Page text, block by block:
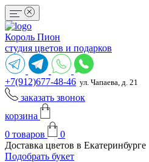
Король Пион
студия цветов и подарков
+7(912)677-48-46 ул. Чапаева, д. 21
заказать звонок
корзина
0 товаров
0
Доставка цветов в Екатеринбурге
Подобрать букет